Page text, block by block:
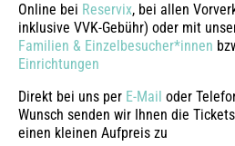
Online bei Reservix, bei allen
inklusive VVK-Gebühr) oder mit
Familien & Einzelbesucher*innen
Einrichtungen
Direkt bei uns per E-Mail oder
Wunsch senden wir Ihnen die
einen kleinen Aufpreis zu